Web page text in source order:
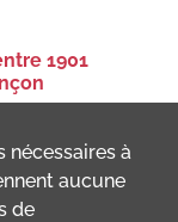
1901
nécessaires à
aucune
de